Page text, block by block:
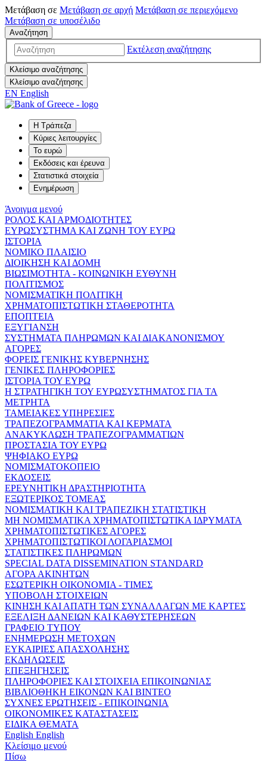
Μετάβαση σε Μετάβαση σε αρχή Μετάβαση σε περιεχόμενο
Μετάβαση σε υποσέλιδο
Αναζήτηση
Εκτέλεση αναζήτησης
Κλείσιμο αναζήτησης
Κλείσιμο αναζήτησης
EN English
Η Τράπεζα
Κύριες λειτουργίες
Το ευρώ
Εκδόσεις και έρευνα
Στατιστικά στοιχεία
Ενημέρωση
Άνοιγμα μενού
ΡΟΛΟΣ ΚΑΙ ΑΡΜΟΔΙΟΤΗΤΕΣ
ΕΥΡΩΣΥΣΤΗΜΑ ΚΑΙ ΖΩΝΗ ΤΟΥ ΕΥΡΩ
ΙΣΤΟΡΙΑ
ΝΟΜΙΚΟ ΠΛΑΙΣΙΟ
ΔΙΟΙΚΗΣΗ ΚΑΙ ΔΟΜΗ
ΒΙΩΣΙΜΟΤΗΤΑ - ΚΟΙΝΩΝΙΚΗ ΕΥΘΥΝΗ
ΠΟΛΙΤΙΣΜΟΣ
ΝΟΜΙΣΜΑΤΙΚΗ ΠΟΛΙΤΙΚΗ
ΧΡΗΜΑΤΟΠΙΣΤΩΤΙΚΗ ΣΤΑΘΕΡΟΤΗΤΑ
ΕΠΟΠΤΕΙΑ
ΕΞΥΓΙΑΝΣΗ
ΣΥΣΤΗΜΑΤΑ ΠΛΗΡΩΜΩΝ ΚΑΙ ΔΙΑΚΑΝΟΝΙΣΜΟΥ
ΑΓΟΡΕΣ
ΦΟΡΕΙΣ ΓΕΝΙΚΗΣ ΚΥΒΕΡΝΗΣΗΣ
ΓΕΝΙΚΕΣ ΠΛΗΡΟΦΟΡΙΕΣ
ΙΣΤΟΡΙΑ ΤΟΥ ΕΥΡΩ
Η ΣΤΡΑΤΗΓΙΚΗ ΤΟΥ ΕΥΡΩΣΥΣΤΗΜΑΤΟΣ ΓΙΑ ΤΑ
ΜΕΤΡΗΤΑ
ΤΑΜΕΙΑΚΕΣ ΥΠΗΡΕΣΙΕΣ
ΤΡΑΠΕΖΟΓΡΑΜΜΑΤΙΑ ΚΑΙ ΚΕΡΜΑΤΑ
ΑΝΑΚΥΚΛΩΣΗ ΤΡΑΠΕΖΟΓΡΑΜΜΑΤΙΩΝ
ΠΡΟΣΤΑΣΙΑ ΤΟΥ ΕΥΡΩ
ΨΗΦΙΑΚΟ ΕΥΡΩ
ΝΟΜΙΣΜΑΤΟΚΟΠΕΙΟ
ΕΚΔΟΣΕΙΣ
ΕΡΕΥΝΗΤΙΚΗ ΔΡΑΣΤΗΡΙΟΤΗΤΑ
ΕΞΩΤΕΡΙΚΟΣ ΤΟΜΕΑΣ
ΝΟΜΙΣΜΑΤΙΚΗ ΚΑΙ ΤΡΑΠΕΖΙΚΗ ΣΤΑΤΙΣΤΙΚΗ
ΜΗ ΝΟΜΙΣΜΑΤΙΚΑ ΧΡΗΜΑΤΟΠΙΣΤΩΤΙΚΑ ΙΔΡΥΜΑΤΑ
ΧΡΗΜΑΤΟΠΙΣΤΩΤΙΚΕΣ ΑΓΟΡΕΣ
ΧΡΗΜΑΤΟΠΙΣΤΩΤΙΚΟΙ ΛΟΓΑΡΙΑΣΜΟΙ
ΣΤΑΤΙΣΤΙΚΕΣ ΠΛΗΡΩΜΩΝ
SPECIAL DATA DISSEMINATION STANDARD
ΑΓΟΡΑ ΑΚΙΝΗΤΩΝ
ΕΣΩΤΕΡΙΚΗ ΟΙΚΟΝΟΜΙΑ - ΤΙΜΕΣ
ΥΠΟΒΟΛΗ ΣΤΟΙΧΕΙΩΝ
ΚΙΝΗΣΗ ΚΑΙ ΑΠΑΤΗ ΤΩΝ ΣΥΝΑΛΛΑΓΩΝ ΜΕ ΚΑΡΤΕΣ
ΕΞΕΛΙΞΗ ΔΑΝΕΙΩΝ ΚΑΙ ΚΑΘΥΣΤΕΡΗΣΕΩΝ
ΓΡΑΦΕΙΟ ΤΥΠΟΥ
ΕΝΗΜΕΡΩΣΗ ΜΕΤΟΧΩΝ
ΕΥΚΑΙΡΙΕΣ ΑΠΑΣΧΟΛΗΣΗΣ
ΕΚΔΗΛΩΣΕΙΣ
ΕΠΕΞΗΓΗΣΕΙΣ
ΠΛΗΡΟΦΟΡΙΕΣ ΚΑΙ ΣΤΟΙΧΕΙΑ ΕΠΙΚΟΙΝΩΝΙΑΣ
ΒΙΒΛΙΟΘΗΚΗ ΕΙΚΟΝΩΝ ΚΑΙ ΒΙΝΤΕΟ
ΣΥΧΝΕΣ ΕΡΩΤΗΣΕΙΣ - ΕΠΙΚΟΙΝΩΝΙΑ
ΟΙΚΟΝΟΜΙΚΕΣ ΚΑΤΑΣΤΑΣΕΙΣ
ΕΙΔΙΚΑ ΘΕΜΑΤΑ
English English
Κλείσιμο μενού
Πίσω